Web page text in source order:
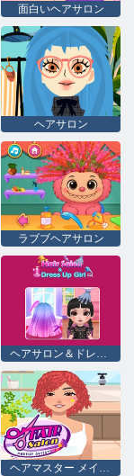
面白いヘアサロン
ヘアサロン
ラブブヘアサロン
ヘアマスター メイクアップアーティスト